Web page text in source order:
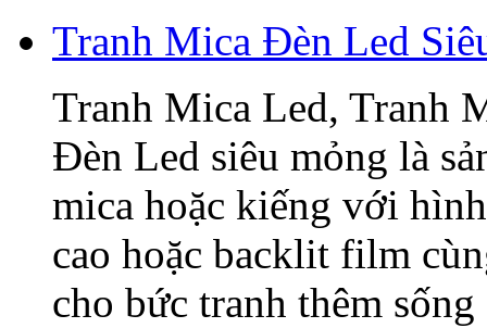
Tranh Mica Đèn Led
Tranh Mica Led, Tranh
Đèn Led siêu mỏng là
mica hoặc kiếng với
cao hoặc backlit film
cho bức tranh thêm